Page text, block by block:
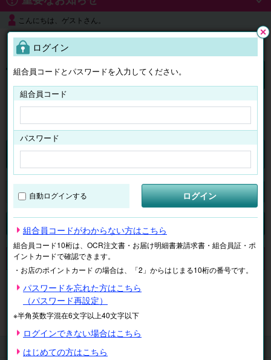
こんにちは、ゲストさん。
よくある質問
ログイン
くらしのサービス マイページ
検索
申し訳ございません。 現在、該当商品は、お取扱いしておりません。
マイページ 注文履歴
抽選結果
請求内容
チケット
ログイン
組合員コードとパスワードを入力してください。
組合員コード
パスワード
自動ログインする ログイン
組合員コードがわからない方はこちら
組合員コード10桁は、OCR注文書・お届け明細書兼請求書・組合員証・ポ
イントカードで確認できます。
・お店のポイントカード の場合は、「2」からはじまる10桁の番号です。
パスワードを忘れた方はこちら
（パスワード再設定）
※半角英数字混在6文字以上40文字以下
ログインできない場合はこちら
はじめての方はこちら